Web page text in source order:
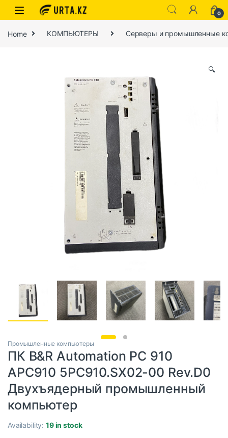
0
Home КОМПЬЮТЕРЫ Серверы и промышленные
🔍
Промышленные компьютеры
ПК B&R Automation PC 910
APC910 5PC910.SX02-00 Rev.D0
Двухъядерный промышленный
компьютер
Availability:19 in stock